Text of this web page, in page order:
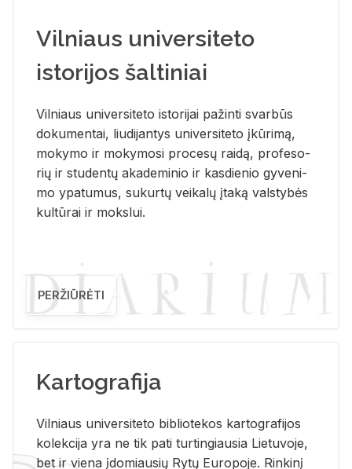
Vilniaus universiteto
istorijos šaltiniai
Vil­niaus uni­ver­si­te­to is­to­ri­jai pa­žin­ti svar­būs
do­ku­men­tai, liu­di­jan­tys uni­ver­si­te­to įkū­ri­mą,
mo­ky­mo ir mo­ky­mo­si pro­ce­sų rai­dą, pro­fe­so­
rių ir stu­den­tų aka­de­mi­nio ir kas­die­nio gy­ve­ni­
mo ypa­tu­mus, su­kur­tų vei­ka­lų įta­ką vals­ty­bės
kul­tū­rai ir moks­lui.
PERŽIŪRĖTI
Kartografija
Vil­niaus uni­ver­si­te­to bi­b­lio­te­kos kar­to­gra­fi­jos
ko­lek­ci­ja yra ne tik pati tur­tin­giau­sia Lie­tu­vo­je,
bet ir vie­na įdo­miau­sių Rytų Eu­ro­po­je. Rin­ki­nį